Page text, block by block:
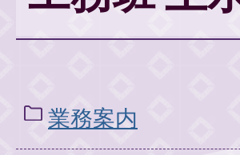
業務案内